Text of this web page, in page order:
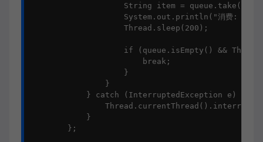
String item = queue.take(); //
System.out.println("消费: " +
                    Thread.sleep(200);
if (queue.isEmpty() &&
                        break;
                    }
                }
            } catch (InterruptedException e) {
            }
        };